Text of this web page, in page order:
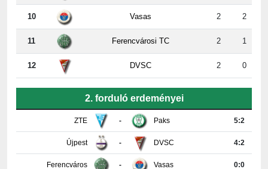
11 Ferencvárosi TC 2 1
12 DVSC 2 0
ZTE - Paks
Újpest DVSC 4:2
Ferencváros Vasas 0:0
Győr Nyíregyháza 4:0